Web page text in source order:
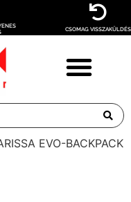
CSOMAG VISSZAKÜLDÉS
EVO-BACKPACK